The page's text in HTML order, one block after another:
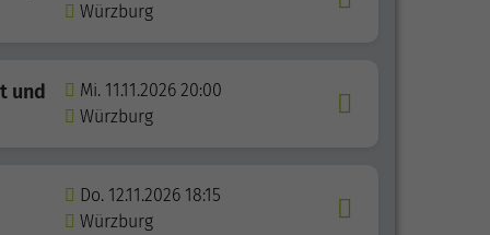
Würzburg
und
Mi. 11.11.2026 20:00
Würzburg
Do. 12.11.2026 18:15
Würzburg